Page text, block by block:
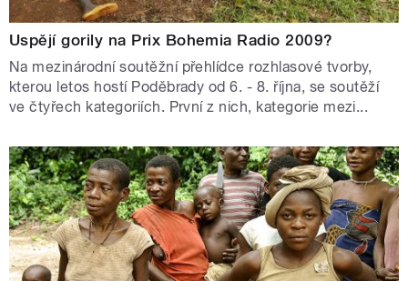
Uspějí gorily na Prix Bohemia Radio 2009?
Na mezinárodní soutěžní přehlídce rozhlasové tvorby,
kterou letos hostí Poděbrady od 6. - 8. října, se soutěží
ve čtyřech kategoriích. První z nich, kategorie mezi...